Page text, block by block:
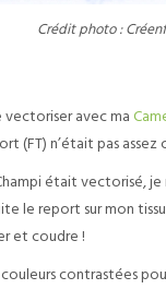
Crédit photo :
vectoriser avec ma
(FT) n’était pas
était vectorisé,
le report sur mon tissu
et coudre !
contrastées